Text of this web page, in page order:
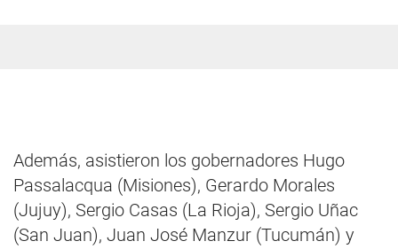
Además, asistieron los gobernadores Hugo
Passalacqua (Misiones), Gerardo Morales
(Jujuy), Sergio Casas (La Rioja), Sergio Uñac
(San Juan), Juan José Manzur (Tucumán) y